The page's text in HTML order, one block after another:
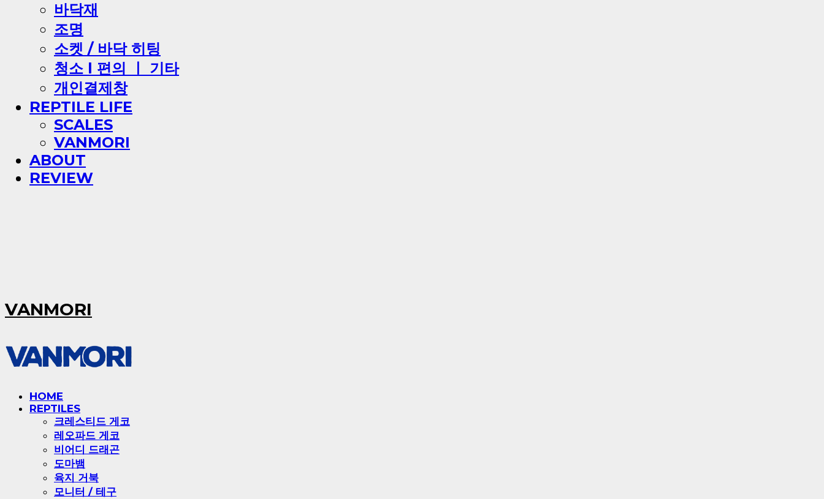
바닥재
조명
소켓 / 바닥 히팅
청소 l 편의 ㅣ 기타
개인결제창
REPTILE LIFE
SCALES
VANMORI
ABOUT
REVIEW
VANMORI
HOME
REPTILES
크레스티드 게코
레오파드 게코
비어디 드래곤
도마뱀
육지 거북
모니터 / 테구